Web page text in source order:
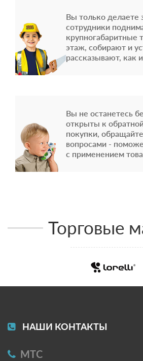
Вы только делаете
сотрудники
крупногабаритные
этаж, собирают и
рассказывают, как
Вы не останетесь
открыты к
покупки,
вопросами -
с применением
Торговые
НАШИ КОНТАКТЫ
МТС